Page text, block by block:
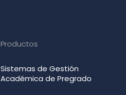
Productos
Sistemas de Gestión
Académica de Pregrado